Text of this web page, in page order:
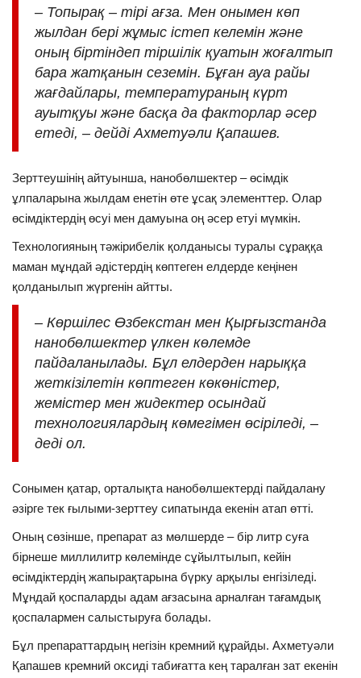
– Топырақ – тірі ағза. Мен онымен көп
жылдан бері жұмыс істеп келемін және
оның біртіндеп тіршілік қуатын жоғалтып
бара жатқанын сеземін. Бұған ауа райы
жағдайлары, температураның күрт
ауытқуы және басқа да факторлар әсер
етеді, – дейді Ахметуәли Қапашев.
Зерттеушінің айтуынша, нанобөлшектер – өсімдік
ұлпаларына жылдам енетін өте ұсақ элементтер. Олар
өсімдіктердің өсуі мен дамуына оң әсер етуі мүмкін.
Технологияның тәжірибелік қолданысы туралы сұраққа
маман мұндай әдістердің көптеген елдерде кеңінен
қолданылып жүргенін айтты.
– Көршілес Өзбекстан мен Қырғызстанда
нанобөлшектер үлкен көлемде
пайдаланылады. Бұл елдерден нарыққа
жеткізілетін көптеген көкөністер,
жемістер мен жидектер осындай
технологиялардың көмегімен өсіріледі, –
деді ол.
Сонымен қатар, орталықта нанобөлшектерді пайдалану
әзірге тек ғылыми-зерттеу сипатында екенін атап өтті.
Оның сөзінше, препарат аз мөлшерде – бір литр суға
бірнеше миллилитр көлемінде сұйылтылып, кейін
өсімдіктердің жапырақтарына бүрку арқылы енгізіледі.
Мұндай қоспаларды адам ағзасына арналған тағамдық
қоспалармен салыстыруға болады.
Бұл препараттардың негізін кремний құрайды. Ахметуәли
Қапашев кремний оксиді табиғатта кең таралған зат екенін